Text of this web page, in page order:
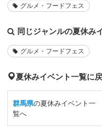
グルメ・フードフェス
同じジャンルの夏休み
グルメ・フードフェス
夏休みイベント一覧に
群馬県の夏休みイベント一
覧へ